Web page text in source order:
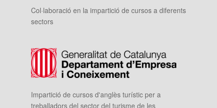
Col·laboració en la impartició de cursos a diferents
sectors
Impartició de cursos d'anglès turístic per a
treballadors del sector del turisme de les